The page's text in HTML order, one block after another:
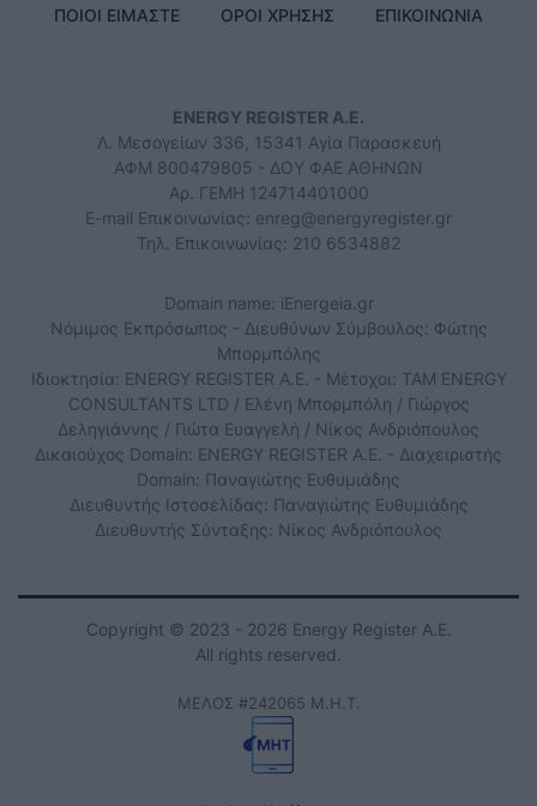
ΠΟΙΟΙ ΕΙΜΑΣΤΕ ΟΡΟΙ ΧΡΗΣΗΣ ΕΠΙΚΟΙΝΩΝΙΑ
ENERGY REGISTER Α.Ε.
Λ. Μεσογείων 336, 15341 Αγία Παρασκευή
ΑΦΜ 800479805 - ΔΟΥ ΦΑΕ ΑΘΗΝΩΝ
Αρ. ΓΕΜΗ 124714401000
E-mail Επικοινωνίας: enreg@energyregister.gr
Τηλ. Επικοινωνίας: 210 6534882
Domain name: iEnergeia.gr
Νόμιμος Εκπρόσωπος - Διευθύνων Σύμβουλος: Φώτης
Μπορμπόλης
Ιδιοκτησία: ENERGY REGISTER Α.Ε. - Μέτοχοι: TAM ENERGY
CONSULTANTS LTD / Ελένη Μπορμπόλη / Γιώργος
Δεληγιάννης / Γιώτα Ευαγγελή / Νίκος Ανδριόπουλος
Δικαιούχος Domain: ENERGY REGISTER Α.Ε. - Διαχειριστής
Domain: Παναγιώτης Ευθυμιάδης
Διευθυντής Ιστοσελίδας: Παναγιώτης Ευθυμιάδης
Διευθυντής Σύνταξης: Νίκος Ανδριόπουλος
Copyright © 2023 - 2026 Energy Register Α.Ε.
All rights reserved.
ΜΕΛΟΣ #242065 Μ.Η.Τ.